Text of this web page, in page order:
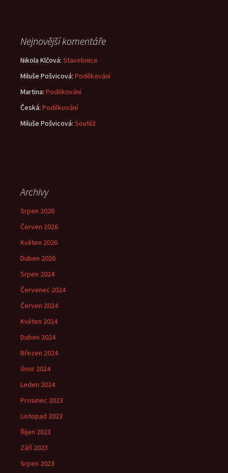
Nejnovější komentáře
Nikola Klčová: Stavebnice
Miluše Pošvicová: Poděkování
Martina: Poděkování
Česká: Poděkování
Miluše Pošvicová: Soutěž
Archivy
Srpen 2026
Červen 2026
Květen 2026
Duben 2026
Srpen 2024
Červenec 2024
Červen 2024
Květen 2024
Duben 2024
Březen 2024
Únor 2024
Leden 2024
Prosinec 2023
Listopad 2023
Říjen 2023
Září 2023
Srpen 2023